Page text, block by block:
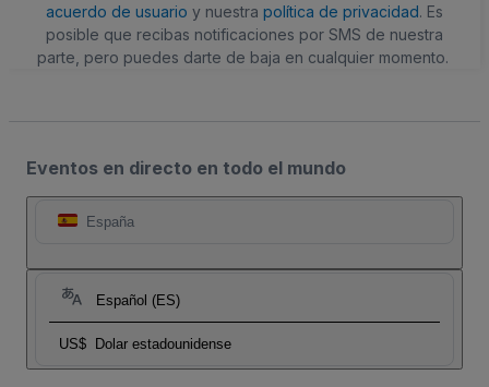
acuerdo de usuario y nuestra política de privacidad. Es
posible que recibas notificaciones por SMS de nuestra
parte, pero puedes darte de baja en cualquier momento.
Eventos en directo en todo el mundo
España
Español (ES)
US$ Dolar estadounidense